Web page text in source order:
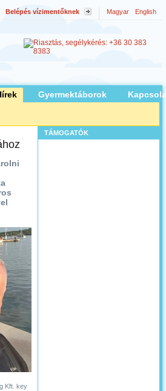
Belépés vízimentőknek Magyar English
Gyermektáborok Kapcsolat
Kft. key
TÁMOGATÓK